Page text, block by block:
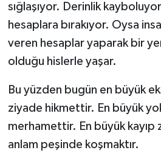
sığlaşıyor. Derinlik
hesaplara bırakıyor. Oysa
veren hesaplar yaparak bir
olduğu hislerle yaşar.
Bu yüzden bugün en büyük
ziyade hikmettir. En büyük
merhamettir. En büyük kayıp
anlam peşinde koşmaktır.